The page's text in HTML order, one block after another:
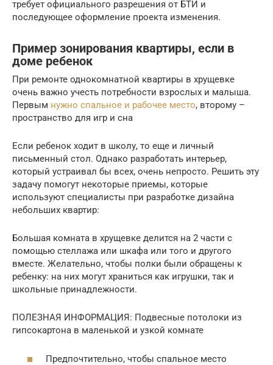
требует официального разрешения от БТИ и
последующее оформление проекта изменения.
Пример зонирования квартиры, если в
доме ребенок
При ремонте однокомнатной квартиры в хрущевке
очень важно учесть потребности взрослых и малыша.
Первым нужно спальное и рабочее место, второму –
пространство для игр и сна
Если ребенок ходит в школу, то еще и личный
письменный стол. Однако разработать интерьер,
который устраивал бы всех, очень непросто. Решить эту
задачу помогут некоторые приемы, которые
используют специалисты при разработке дизайна
небольших квартир:
Большая комната в хрущевке делится на 2 части с
помощью стеллажа или шкафа или того и другого
вместе. Желательно, чтобы полки были обращены к
ребенку: на них могут храниться как игрушки, так и
школьные принадлежности.
ПОЛЕЗНАЯ ИНФОРМАЦИЯ: Подвесные потолоки из
гипсокартона в маленькой и узкой комнате
Предпочтительно, чтобы спальное место